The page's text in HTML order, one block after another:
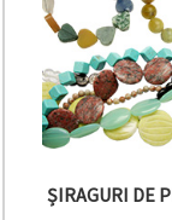
ȘIRAGURI DE